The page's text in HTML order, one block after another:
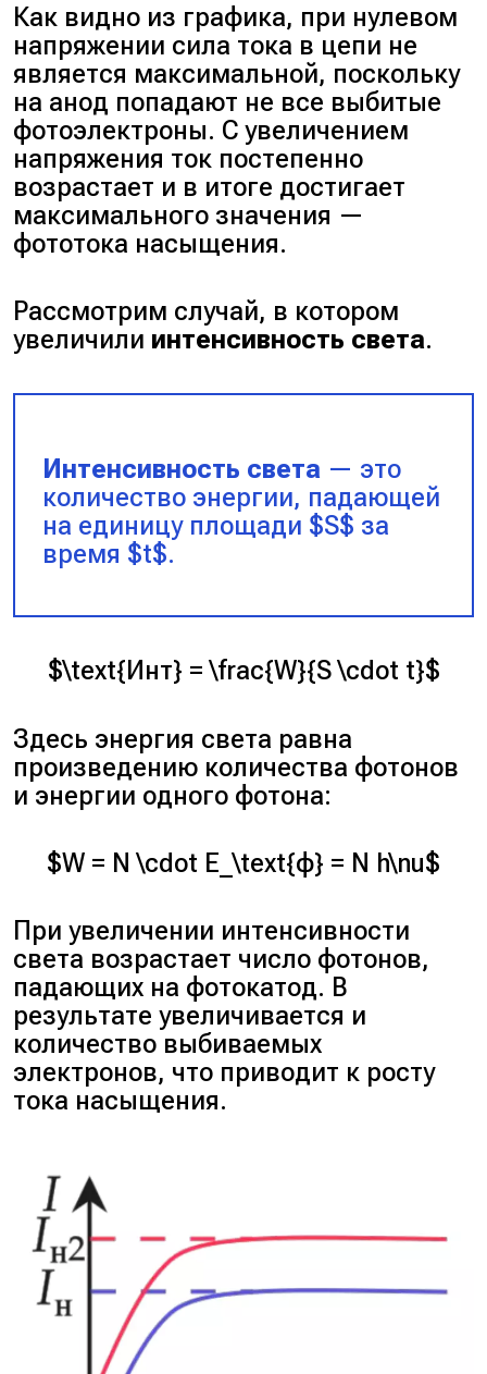
Как видно из графика, при нулевом
напряжении сила тока в цепи не
является максимальной, поскольку
на анод попадают не все выбитые
фотоэлектроны. С увеличением
напряжения ток постепенно
возрастает и в итоге достигает
максимального значения —
фототока насыщения.
Рассмотрим случай, в котором
увеличили интенсивность света.
Интенсивность света— это
количество энергии, падающей
на единицу площади $S$ за
время $t$.
$\text{Инт} = \frac{W}{S \cdot t}$
Здесь энергия света равна
произведению количества фотонов
и энергии одного фотона:
$W = N \cdot E_\text{ф} = N h\nu$
При увеличении интенсивности
света возрастает число фотонов,
падающих на фотокатод. В
результате увеличивается и
количество выбиваемых
электронов, что приводит к росту
тока насыщения.